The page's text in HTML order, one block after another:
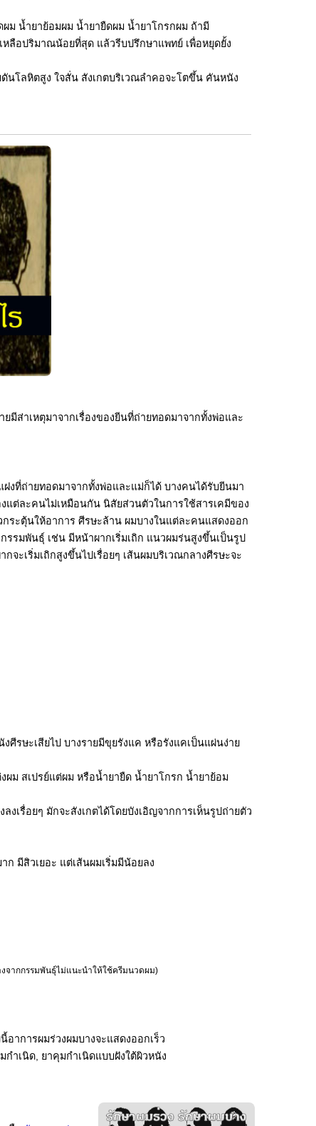
ม น้ำยาย้อมผม น้ำยายืดผม น้ำยาโกรกผม ถ้ามี
ลือปริมาณน้อยที่สุด แล้วรีบปรึกษาแพทย์ เพื่อหยุดยั้ง
นโลหิตสูง ใจสั่น สังเกตบริเวณลำคอจะโตขึ้น คันหนัง
มีส่าเหตุมาจากเรื่องของยีนที่ถ่ายทอดมาจากทั้งพ่อและ
ฝงที่ถ่ายทอดมาจากทั้งพ่อและแม่ก็ได้ บางคนได้รับยีนมา
แต่ละคนไม่เหมือนกัน นิสัยส่วนตัวในการใช้สารเคมีของ
ระตุ้นให้อาการ ศีรษะล้าน ผมบางในแต่ละคนแสดงออก
รมพันธุ์ เช่น มีหน้าผากเริ่มเถิก แนวผมร่นสูงขึ้นเป็นรูป
ะเริ่มเถิกสูงขึ้นไปเรื่อยๆ เส้นผมบริเวณกลางศีรษะจะ
ศีรษะเสียไป บางรายมีขุยรังแค หรือรังแคเป็นแผ่นง่าย
ผม สเปรย์แต่ผม หรือน้ำยายืด น้ำยาโกรก น้ำยาย้อม
เรื่อยๆ มักจะสังเกตได้โดยบังเอิญจากการเห็นรูปถ่ายตัว
มีสิวเยอะ แต่เส้นผมเริ่มมีน้อยลง
จากกรรมพันธุ์ไม่แนะนำให้ใช้ครีมนวดผม)
าการผมร่วงผมบางจะแสดงออกเร็ว
ำเนิด, ยาคุมกำเนิดแบบฝังใต้ผิวหนัง